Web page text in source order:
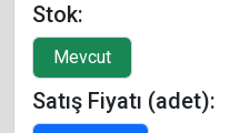
Stok:
Satış Fiyatı (adet):